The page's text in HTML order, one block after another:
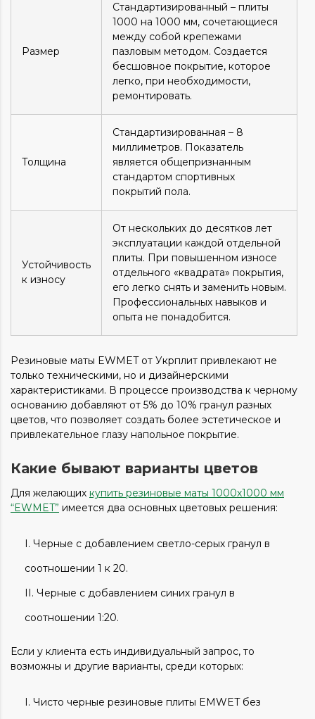
Размер
Стандартизированный – плиты
1000 на 1000 мм, сочетающиеся
между собой крепежами
пазловым методом. Создается
бесшовное покрытие, которое
легко, при необходимости,
ремонтировать.
Толщина
Стандартизированная – 8
миллиметров. Показатель
является общепризнанным
стандартом спортивных
покрытий пола.
Устойчивость
к износу
От нескольких до десятков лет
эксплуатации каждой отдельной
плиты. При повышенном износе
отдельного «квадрата» покрытия,
его легко снять и заменить новым.
Профессиональных навыков и
опыта не понадобится.
Резиновые маты EWMET от Укрплит привлекают не
только техническими, но и дизайнерскими
характеристиками. В процессе производства к черному
основанию добавляют от 5% до 10% гранул разных
цветов, что позволяет создать более эстетическое и
привлекательное глазу напольное покрытие.
Какие бывают варианты цветов
Для желающих купить резиновые маты 1000х1000 мм
“EWMET” имеется два основных цветовых решения:
Черные с добавлением светло-серых гранул в
соотношении 1 к 20.
Черные с добавлением синих гранул в
соотношении 1:20.
Если у клиента есть индивидуальный запрос, то
возможны и другие варианты, среди которых:
Чисто черные резиновые плиты EMWET без